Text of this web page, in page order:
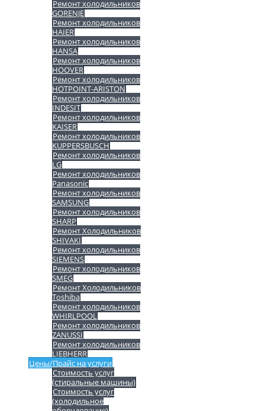
Ремонт холодильников
GORENJE
Ремонт холодильников
HAIER
Ремонт холодильников
HANSA
Ремонт холодильников
HOOVER
Ремонт холодильников
HOTPOINT-ARISTON
Ремонт холодильников
INDESIT
Ремонт холодильников
KAISER
Ремонт холодильников
KUPPERSBUSCH
Ремонт холодильников
LG
Ремонт холодильников
Panasonic
Ремонт холодильников
SAMSUNG
Ремонт холодильников
SHARP
Ремонт Холодильников
SHIVAKI
Ремонт холодильников
SIEMENS
Ремонт холодильников
SMEG
Ремонт Холодильников
Toshiba
Ремонт холодильников
WHIRLPOOL
Ремонт холодильников
ZANUSSI
Ремонт холодильников
LIEBHERR
Цены/Прайс на услуги
Стоимость услуг
(стиральные машины)
Стоимость услуг
(холодильное